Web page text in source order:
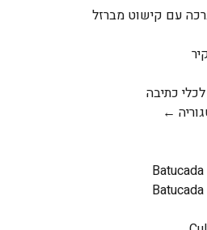
עם קישוט מברזל
כתיבה
←